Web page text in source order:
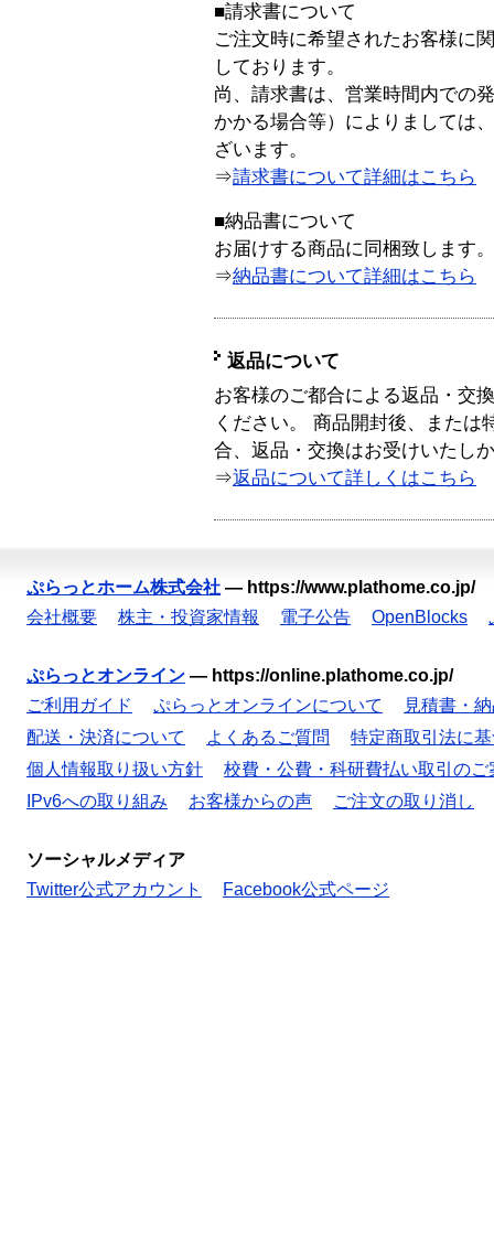
■請求書について
ご注文時に希望されたお客様に
しております。
尚、請求書は、営業時間内での
かかる場合等）によりましては
ざいます。
⇒請求書について詳細はこちら
■納品書について
お届けする商品に同梱致します。
⇒納品書について詳細はこちら
返品について
お客様のご都合による返品・交
ください。 商品開封後、または
合、返品・交換はお受けいたし
⇒返品について詳しくはこちら
ぷらっとホーム株式会社 — https://www.plathome.co.jp/
会社概要
株主・投資家情報 電子公告 OpenBlocks
ぷらっとオンライン — https://online.plathome.co.jp/
ご利用ガイド
ぷらっとオンラインについて
見積書・
配送・決済について
よくあるご質問
特定商取引法に
個人情報取り扱い方針
校費・公費・科研費払い取引のご
IPv6への取り組み
お客様からの声 ご注文の取り消し
ソーシャルメディア
Twitter公式アカウント
Facebook公式ページ